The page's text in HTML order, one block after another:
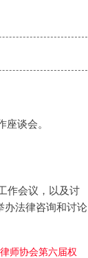
谈会。
办法律咨询和讨论
师协会第六届权